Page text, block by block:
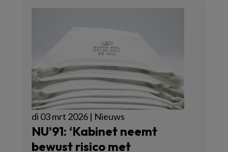
di 03 mrt 2026 | Nieuws
NU’91: ‘Kabinet neemt
bewust risico met